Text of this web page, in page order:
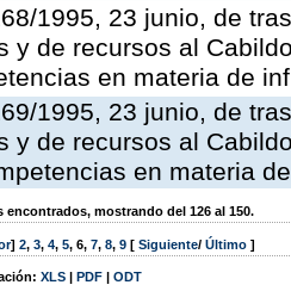
1995, 23 junio, de
y de recursos al
en materia de
1995, 23 junio, de
y de recursos al
en materia
encontrados, mostrando del 126 al 150.
] 2, 3, 4, 5, 6, 7, 8, 9 [ Siguiente/ Último ]
XLS | PDF | ODT